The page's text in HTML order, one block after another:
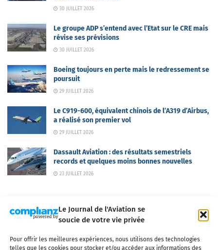
Le Journal de l'Aviation se
soucie de votre vie privée
Pour offrir les meilleures expériences, nous utilisons des technologies
telles que les cookies pour stocker et/ou accéder aux informations des
30 JUILLET 2026
Le groupe ADP s’entend avec l’Etat sur le CRE mais
révise ses prévisions
30 JUILLET 2026
Boeing toujours en perte mais le redressement se
poursuit
29 JUILLET 2026
Le C919-600, équivalent chinois de l’A319 d’Airbus,
a réalisé son premier vol
29 JUILLET 2026
Dassault Aviation : des résultats semestriels
records et quelques moins bonnes nouvelles
23 JUILLET 2026
Qui sommes-nous ? Nous contacter
Partenaires